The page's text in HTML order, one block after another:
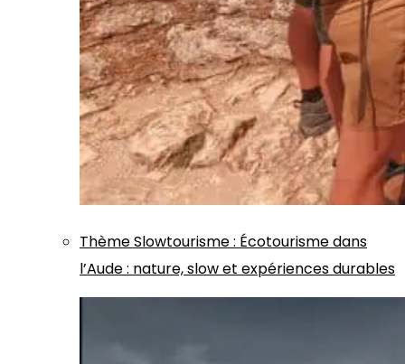
ThèmeSlowtourisme: Écotourisme dans
l’Aude : nature, slow et expériences durables